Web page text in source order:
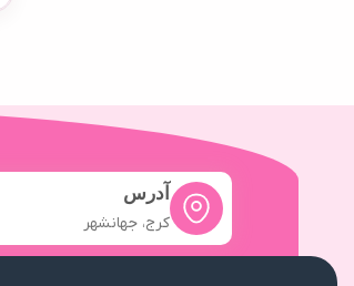
آدرس
کرج، جهانشهر